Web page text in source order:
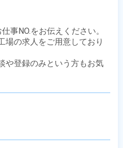
事NO.をお伝えください。
の求人をご用意しており
や登録のみという方もお気